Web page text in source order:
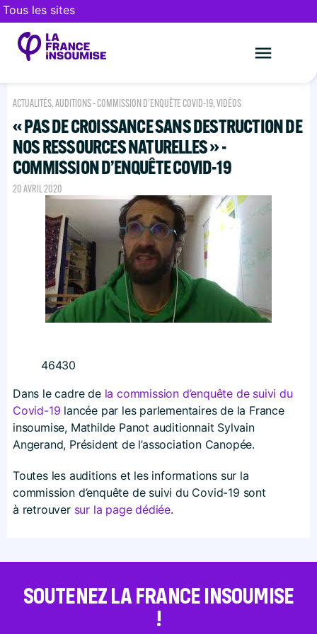
Tous les sites
ACTUALITÉS,AUDITIONS - COMMISSION D'ENQUÊTE COVID-19,VIDÉOS
« PAS DE CROISSANCE SANS DESTRUCTION DE
NOS RESSOURCES NATURELLES » -
COMMISSION D’ENQUÊTE COVID-19
20 AVRIL 2020
46430
Dans le cadre de la commission d’enquête de suivi du
Covid-19 lancée par les parlementaires de la France
insoumise, Mathilde Panot auditionnait Sylvain
Angerand, Président de l’association Canopée.
Toutes les auditions et les informations sur la
commission d’enquête de suivi du Covid-19 sont
à retrouver sur la page dédiée.
SOUTENEZ LA FRANCE INSOUMISE
!